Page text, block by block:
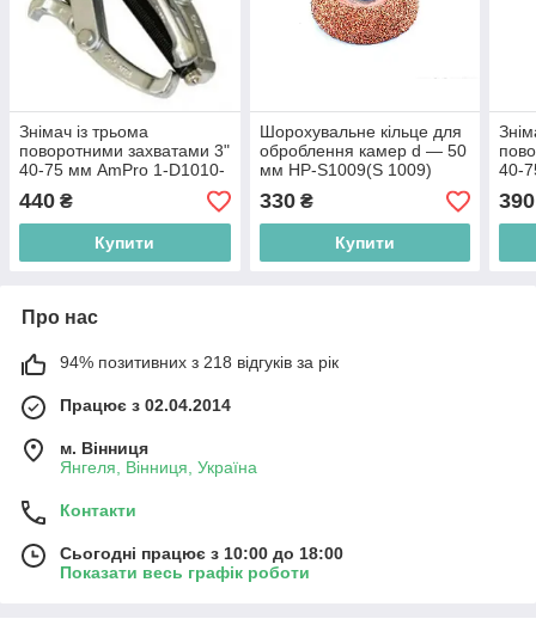
Знімач із трьома
поворотними захватами 3"
40-75 мм AmPro 1-D1010-
1
440 ₴
Купити
Шорохувальне кільце для
оброблення камер d — 50
мм HP-S1009(S 1009)
330₴
Купити
40-
1
390
Про нас
94% позитивних з 218 відгуків за рік
Працює з 02.04.2014
м. Вінниця
Янгеля, Вінниця, Україна
Контакти
Сьогодні працює з 10:00 до 18:00
Показати весь графік роботи